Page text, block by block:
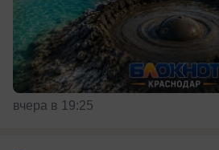
вчера в 19:25